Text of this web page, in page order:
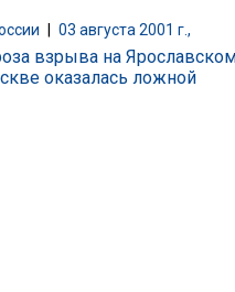
03 августа 2001 г.,
взрыва на
оказалась ложной